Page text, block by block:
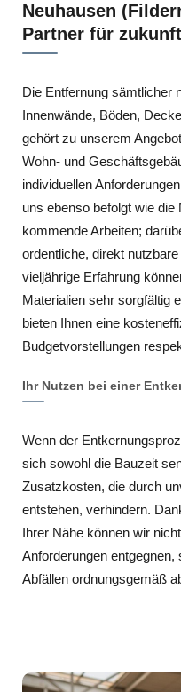
Neuhausen
Partner für
Die Entfernung sämtlicher
Innenwände, Böden,
gehört zu unserem
Wohn- und
individuellen
uns ebenso befolgt wie
kommende Arbeiten;
ordentliche, direkt
vieljährige Erfahrung
Materialien sehr sorgfältig
bieten Ihnen eine
Budgetvorstellungen
Ihr Nutzen bei einer
Wenn der
sich sowohl die Bauzeit
Zusatzkosten, die durch
entstehen, verhindern.
Ihrer Nähe können wir
Anforderungen
Abfällen ordnungsgemäß